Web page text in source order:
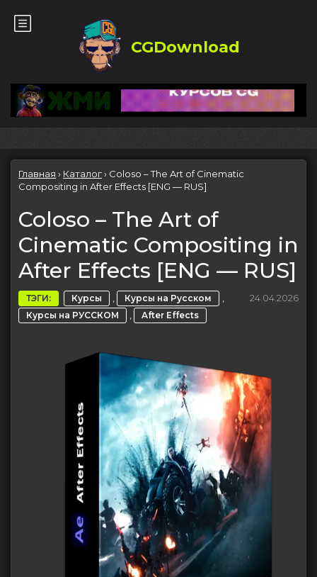
CGDownload
Главная › Каталог› Coloso – The Art of Cinematic
Compositing in After Effects [ENG — RUS]
Coloso – The Art of
Cinematic Compositing in
After Effects [ENG — RUS]
ТЭГИ: Курсы , Курсы на Русском ,
Курсы на РУССКОМ , After Effects
24.04.2026